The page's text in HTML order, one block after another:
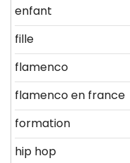
enfant
fille
flamenco
flamenco en france
formation
hip hop